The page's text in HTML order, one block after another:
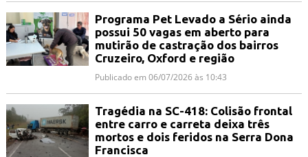
Programa Pet Levado a Sério ainda
possui 50 vagas em aberto para
mutirão de castração dos bairros
Cruzeiro, Oxford e região
Publicado em 06/07/2026 às 10:43
Tragédia na SC-418: Colisão frontal
entre carro e carreta deixa três
mortos e dois feridos na Serra Dona
Francisca